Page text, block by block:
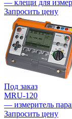
— клещи для
Запросить цену
Под заказ
MRU-120
— измеритель
Запросить цену